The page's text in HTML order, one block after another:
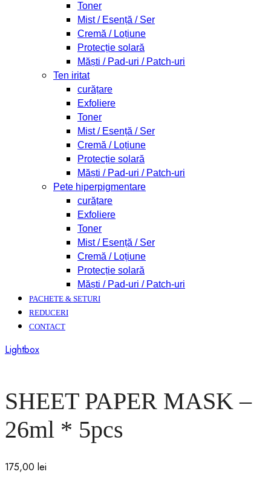
Toner
Mist / Esență / Ser
Cremă / Loțiune
Protecție solară
Măști / Pad-uri / Patch-uri
Ten iritat
curățare
Exfoliere
Toner
Mist / Esență / Ser
Cremă / Loțiune
Protecție solară
Măști / Pad-uri / Patch-uri
Pete hiperpigmentare
curățare
Exfoliere
Toner
Mist / Esență / Ser
Cremă / Loțiune
Protecție solară
Măști / Pad-uri / Patch-uri
PACHETE & SETURI
REDUCERI
CONTACT
Lightbox
SHEET PAPER MASK –
26ml * 5pcs
175,00 lei